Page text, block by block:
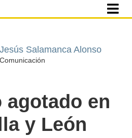
Jesús Salamanca Alonso
Comunicación
agotado en
y León